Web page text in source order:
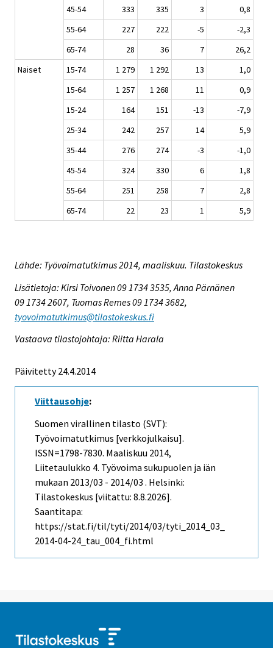
45-54
333 335 3
0,8
55-64
227 222 -5
-2,3
65-74
28 36 7
26,2
Naiset
15-74 1 279 1 292 13
1,0
15-64
1 257 1 268 11
0,9
15-24
164 151 -13
-7,9
25-34
242 257 14
5,9
35-44
276 274 -3
-1,0
45-54
324 330 6
1,8
55-64
251 258 7
2,8
65-74
22 23 1 5,9
Lähde: Työvoimatutkimus 2014, maaliskuu. Tilastokeskus
Lisätietoja: Kirsi Toivonen 09 1734 3535, Anna Pärnänen
09 1734 2607, Tuomas Remes 09 1734 3682,
tyovoimatutkimus@tilastokeskus.fi
Vastaava tilastojohtaja: Riitta Harala
Päivitetty 24.4.2014
Viittausohje:
Suomen virallinen tilasto (SVT):
Työvoimatutkimus [verkkojulkaisu].
ISSN=1798-7830. Maaliskuu 2014,
Liitetaulukko 4. Työvoima sukupuolen ja iän
mukaan 2013/03 - 2014/03 . Helsinki:
Tilastokeskus [viitattu: 8.8.2026].
Saantitapa:
https://stat.fi/til/tyti/2014/03/tyti_2014_03_
2014-04-24_tau_004_fi.html